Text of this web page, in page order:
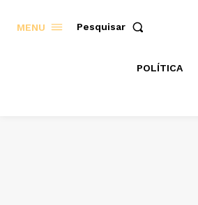
MENU Pesquisar
POLÍTICA